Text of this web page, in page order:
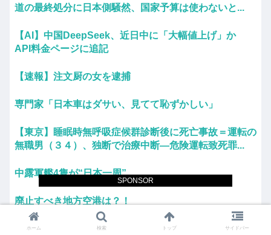
SPONSOR
道の最終処分に日本側騒然、国家予算は使わないと...
【AI】中国DeepSeek、近日中に「大幅値上げ」か
API料金ページに追記
【速報】注文厨の女を逮捕
専門家「日本車はダサい、見てて恥ずかしい」
【東京】睡眠時無呼吸症候群診断後に死亡事故＝運転の
無職男（３４）、独断で治療中断―危険運転致死罪...
中露軍艦4隻が“日本一周”
廃止すべき地方空港は？！
「Linuxで十分じゃね…？」世界が気付き始める
ホーム 検索 トップ サイドバー